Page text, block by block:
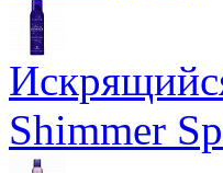
Shimmer